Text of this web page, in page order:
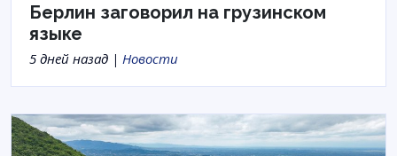
Берлин заговорил на грузинском
языке
5 дней назад | Новости